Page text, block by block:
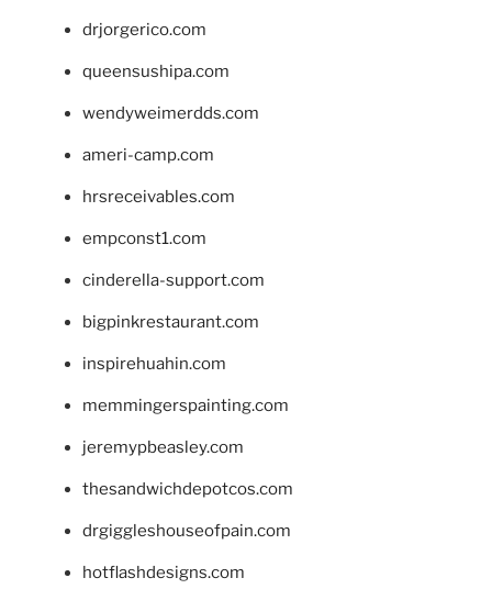
drjorgerico.com
queensushipa.com
wendyweimerdds.com
ameri-camp.com
hrsreceivables.com
empconst1.com
cinderella-support.com
bigpinkrestaurant.com
inspirehuahin.com
memmingerspainting.com
jeremypbeasley.com
thesandwichdepotcos.com
drgiggleshouseofpain.com
hotflashdesigns.com